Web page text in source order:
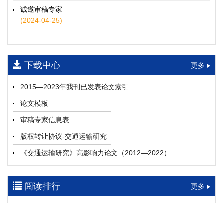
9931.2026.03.010
摘要 (28 ) HTML
师瑞峰, 程龙飞, 张凌志, 王亚彬, 刘状壮
2026, 12(3): 137-150.https://doi.org/10.16503/j.cnki.2095-
9931.2026.03.011
摘要 (12) HTML(11)
基于TimeXer模型的高速公路服务区充电负荷预测
孙偲赫, 宋国华, 朱子俊, 范鹏飞, 石莹
2026, 12(3): 151-162.
9931.2026.03.012
摘要 (19) HTML(19)
多层能源供给网络下高速公路系统韧性提升方法
郝泉霖, 兰富安, 赖波, 陈立栋, 宋志英, 郑帅
2026, 12(3): 163-175.https://doi.org/10.16503/j.cnki.2095-
9931.2026.03.013
摘要 (14) HTML(12)
诚邀审稿专家
(2024-04-25)
下载中心 更多
2015—2023年我刊已发表论文索引
论文模板
审稿专家信息表
版权转让协议-交通运输研究
《交通运输研究》高影响力论文（2012—2022）
中英文摘要撰写规范及样例
阅读排行 更多